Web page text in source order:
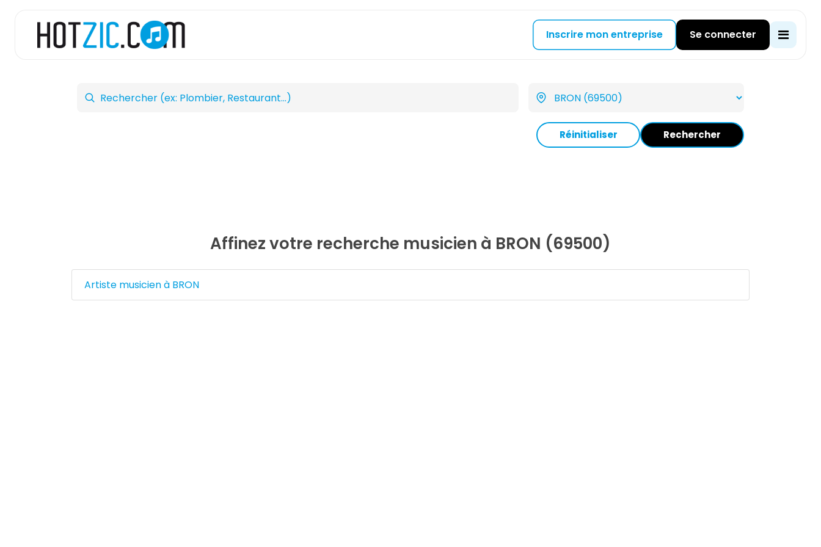
Inscrire mon entreprise Se connecter
Réinitialiser Rechercher
Affinez votre recherche musicien à BRON (69500)
Artiste musicien à BRON